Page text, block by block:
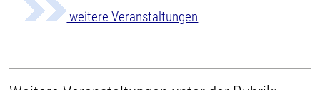
weitere Veranstaltungen